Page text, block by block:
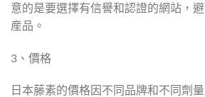
意的是要選擇有信譽和認證的網站，
産品。
3、價格
日本藤素的價格因不同品牌和不同劑